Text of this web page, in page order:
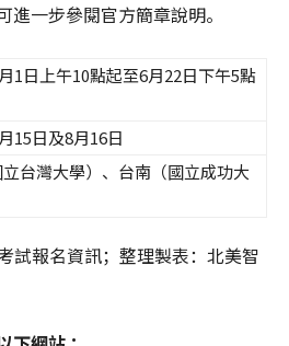
一步參閱官方簡章說明。
1日上午10點起至6月22日下午5點
15日及8月16日
台灣大學）、台南（國立成功大
試報名資訊；整理製表：北美智